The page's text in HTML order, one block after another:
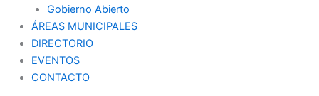
Gobierno Abierto
ÁREAS MUNICIPALES
DIRECTORIO
EVENTOS
CONTACTO